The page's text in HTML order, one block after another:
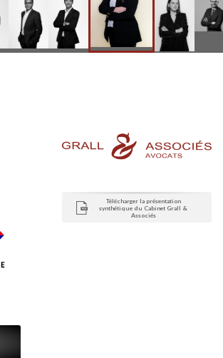
Télécharger la présentation
synthétique du Cabinet Grall &
Associés